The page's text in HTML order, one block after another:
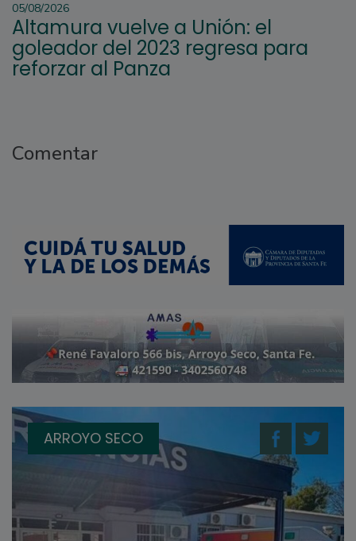
05/08/2026
Altamura vuelve a Unión: el
goleador del 2023 regresa para
reforzar al Panza
Comentar
ARROYO SECO